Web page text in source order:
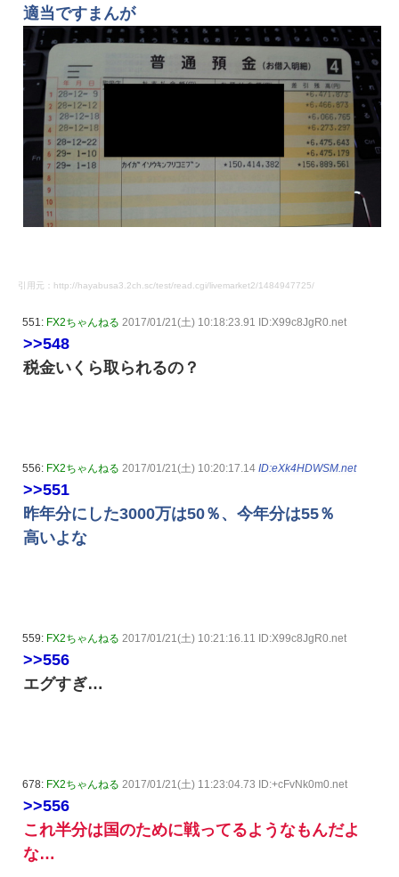
適当ですまんが
引用元：http://hayabusa3.2ch.sc/test/read.cgi/livemarket2/1484947725/
551: FX2ちゃんねる 2017/01/21(土) 10:18:23.91 ID:X99c8JgR0.net
>>548
税金いくら取られるの？
556: FX2ちゃんねる 2017/01/21(土) 10:20:17.14 ID:eXk4HDWSM.net
>>551
昨年分にした3000万は50％、今年分は55％
高いよな
559: FX2ちゃんねる 2017/01/21(土) 10:21:16.11 ID:X99c8JgR0.net
>>556
エグすぎ…
678: FX2ちゃんねる 2017/01/21(土) 11:23:04.73 ID:+cFvNk0m0.net
>>556
これ半分は国のために戦ってるようなもんだよ
な…